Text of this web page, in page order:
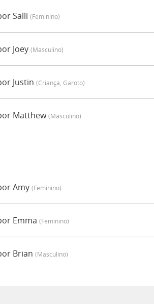
Salli (feminino)
Joey (masculino)
Justin (criança, Garoto)
Matthew(masculino)
Amy (feminino)
Emma (feminino)
Brian (masculino)